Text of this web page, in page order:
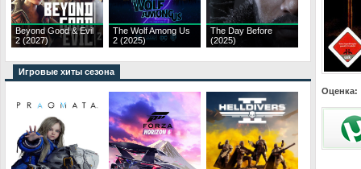
Beyond Good & Evil
2 (2027)
The Wolf Among Us
2 (2025)
The Day Before
(2025)
Игровые хиты сезона
Оценка: